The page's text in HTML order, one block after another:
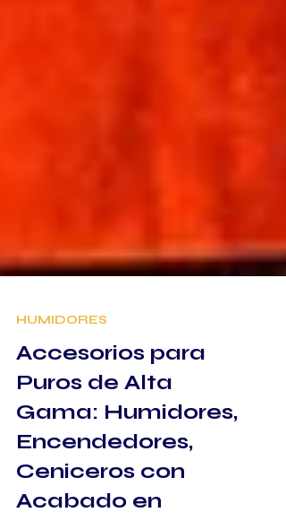
HUMIDORES
Accesorios para
Puros de Alta
Gama: Humidores,
Encendedores,